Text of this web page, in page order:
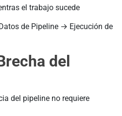
el trabajo sucede
de Pipeline → Ejecución de
del
del pipeline no requiere